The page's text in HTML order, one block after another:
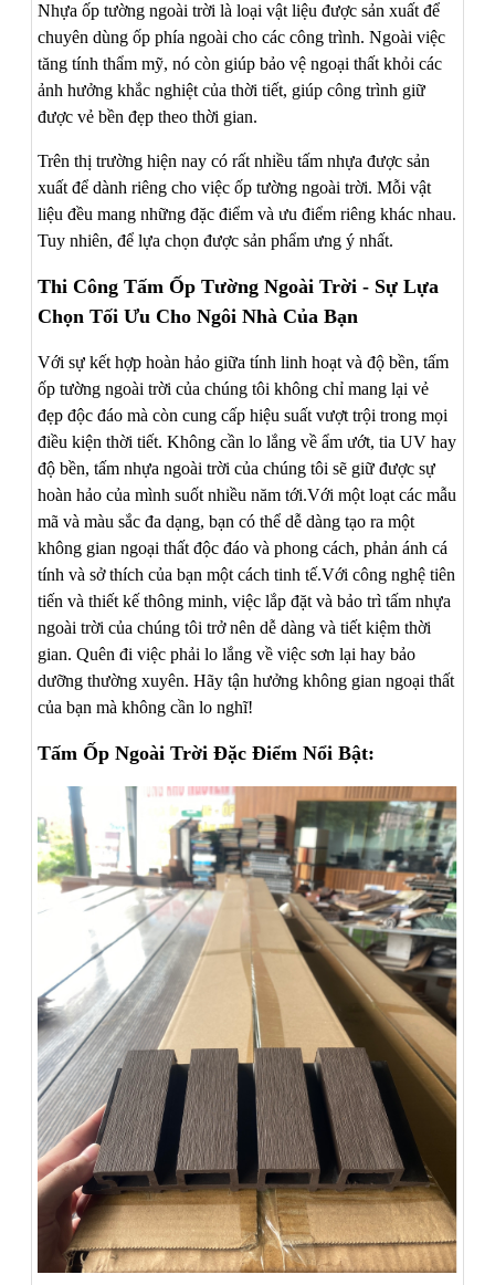
Nhựa ốp tường ngoài trời là loại vật liệu được sản xuất để
chuyên dùng ốp phía ngoài cho các công trình. Ngoài việc
tăng tính thẩm mỹ, nó còn giúp bảo vệ ngoại thất khỏi các
ảnh hưởng khắc nghiệt của thời tiết, giúp công trình giữ
được vẻ bền đẹp theo thời gian.
Trên thị trường hiện nay có rất nhiều tấm nhựa được sản
xuất để dành riêng cho việc ốp tường ngoài trời. Mỗi vật
liệu đều mang những đặc điểm và ưu điểm riêng khác nhau.
Tuy nhiên, để lựa chọn được sản phẩm ưng ý nhất.
Thi Công Tấm Ốp Tường Ngoài Trời - Sự Lựa
Chọn Tối Ưu Cho Ngôi Nhà Của Bạn
Với sự kết hợp hoàn hảo giữa tính linh hoạt và độ bền, tấm
ốp tường ngoài trời của chúng tôi không chỉ mang lại vẻ
đẹp độc đáo mà còn cung cấp hiệu suất vượt trội trong mọi
điều kiện thời tiết. Không cần lo lắng về ẩm ướt, tia UV hay
độ bền, tấm nhựa ngoài trời của chúng tôi sẽ giữ được sự
hoàn hảo của mình suốt nhiều năm tới.Với một loạt các mẫu
mã và màu sắc đa dạng, bạn có thể dễ dàng tạo ra một
không gian ngoại thất độc đáo và phong cách, phản ánh cá
tính và sở thích của bạn một cách tinh tế.Với công nghệ tiên
tiến và thiết kế thông minh, việc lắp đặt và bảo trì tấm nhựa
ngoài trời của chúng tôi trở nên dễ dàng và tiết kiệm thời
gian. Quên đi việc phải lo lắng về việc sơn lại hay bảo
dưỡng thường xuyên. Hãy tận hưởng không gian ngoại thất
của bạn mà không cần lo nghĩ!
Tấm Ốp Ngoài Trời Đặc Điểm Nổi Bật: